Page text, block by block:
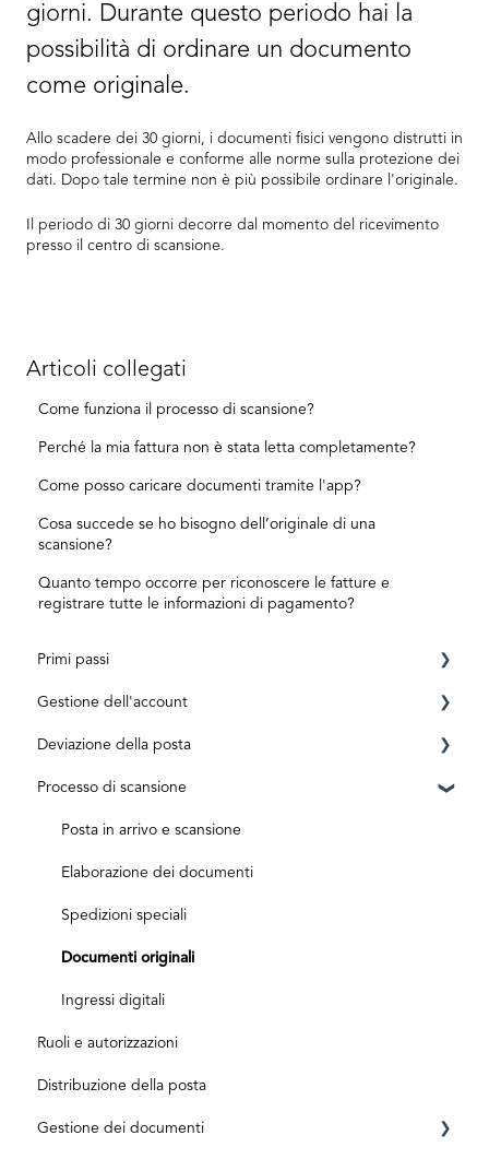
giorni. Durante questo periodo hai la
possibilità di ordinare un documento
come originale.
Allo scadere dei 30 giorni, i documenti fisici vengono distrutti in
modo professionale e conforme alle norme sulla protezione dei
dati. Dopo tale termine non è più possibile ordinare l'originale.
Il periodo di 30 giorni decorre dal momento del ricevimento
presso il centro di scansione.
Articoli collegati
Come funziona il processo di scansione?
Perché la mia fattura non è stata letta completamente?
Come posso caricare documenti tramite l'app?
Cosa succede se ho bisogno dell’originale di una
scansione?
Quanto tempo occorre per riconoscere le fatture e
registrare tutte le informazioni di pagamento?
Primi passi
Requisiti
Registrazione
ID level
Aktivierungscode
Abbonamenti e costi
Gestione dell'account
Conto privato
Business Account
Deviazione della posta
Prima dell'attivazione
Dopo l'attivazione
Processo di scansione
Posta in arrivo e scansione
Elaborazione dei documenti
Spedizioni speciali
Documenti originali
Ingressi digitali
Ruoli e autorizzazioni
Distribuzione della posta
Gestione dei documenti